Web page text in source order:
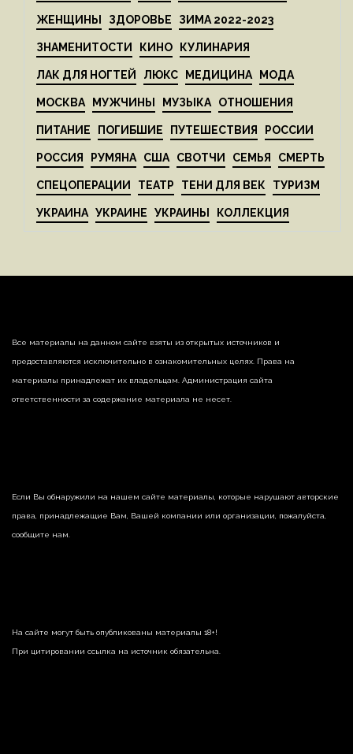
ЖЕНЩИНЫ ЗДОРОВЬЕ ЗИМА 2022-2023
ЗНАМЕНИТОСТИ КИНО КУЛИНАРИЯ
ЛАК ДЛЯ НОГТЕЙ ЛЮКС МЕДИЦИНА МОДА
МОСКВА МУЖЧИНЫ МУЗЫКА ОТНОШЕНИЯ
ПИТАНИЕ ПОГИБШИЕ ПУТЕШЕСТВИЯ РОССИИ
РОССИЯ РУМЯНА США СВОТЧИ СЕМЬЯ СМЕРТЬ
СПЕЦОПЕРАЦИИ ТЕАТР ТЕНИ ДЛЯ ВЕК ТУРИЗМ
УКРАИНА УКРАИНЕ УКРАИНЫ КОЛЛЕКЦИЯ
Все материалы на данном сайте взяты из открытых источников и
предоставляются исключительно в ознакомительных целях. Права на
материалы принадлежат их владельцам. Администрация сайта
ответственности за содержание материала не несет.
Если Вы обнаружили на нашем сайте материалы, которые нарушают авторские
права, принадлежащие Вам, Вашей компании или организации, пожалуйста,
сообщите нам.
На сайте могут быть опубликованы материалы 18+!
При цитировании ссылка на источник обязательна.